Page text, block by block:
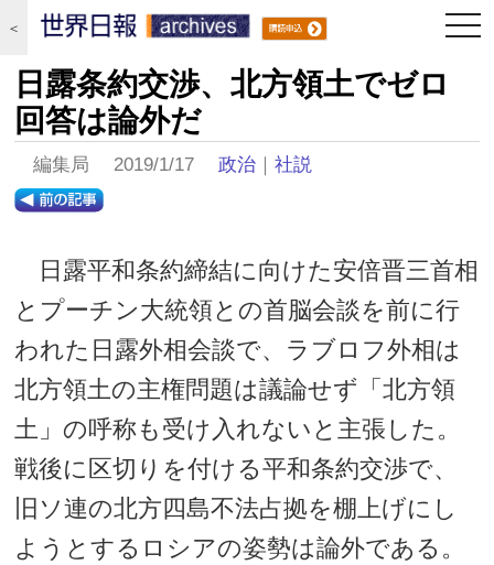
＜
日露条約交渉、北方領土でゼロ
回答は論外だ
編集局 2019/1/17政治 ｜社説
日露平和条約締結に向けた安倍晋三首相
とプーチン大統領との首脳会談を前に行
われた日露外相会談で、ラブロフ外相は
北方領土の主権問題は議論せず「北方領
土」の呼称も受け入れないと主張した。
戦後に区切りを付ける平和条約交渉で、
旧ソ連の北方四島不法占拠を棚上げにし
ようとするロシアの姿勢は論外である。